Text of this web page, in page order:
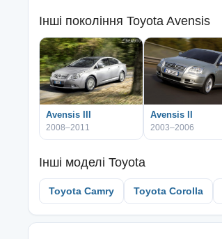
Інші покоління Toyota Avensis
Avensis III
2008–2011
Avensis II
2003–2006
Інші моделі Toyota
Toyota Camry Toyota Corolla